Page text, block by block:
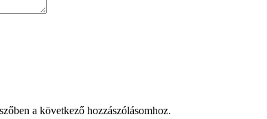
a következő hozzászólásomhoz.